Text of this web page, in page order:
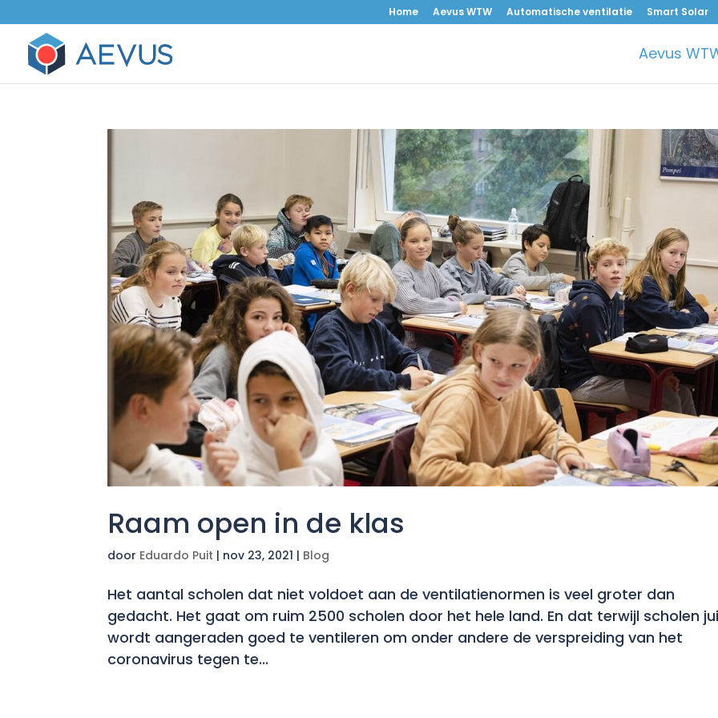
Home Aevus WTW Automatische ventilatie Smart Solar
Aevus
Raam open in de klas
door Eduardo Puit | nov 23, 2021 | Blog
Het aantal scholen dat niet voldoet aan de ventilatienormen is veel groter dan
gedacht. Het gaat om ruim 2500 scholen door het hele land. En dat terwijl scholen
wordt aangeraden goed te ventileren om onder andere de verspreiding van het
coronavirus tegen te...